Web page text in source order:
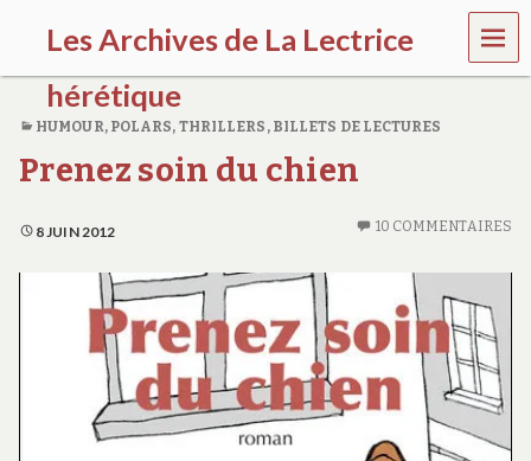
Les Archives de La Lectrice
hérétique
2
0
5
MEN
U
HUMOUR, POLARS, THRILLERS , BILLETS DE LECTURES
Prenez soin du chien
8 JUIN 2012 10 COMMENTAIRES